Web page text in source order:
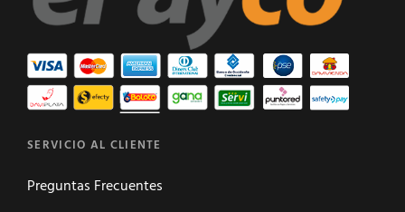
SERVICIO AL CLIENTE
Preguntas Frecuentes